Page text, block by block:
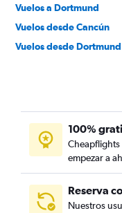
Vuelos a Dortmund
Vuelos desde Cancún
Vuelos desde Dortmund
100%
Cheapflights
empezar a
Reserva
Nuestros